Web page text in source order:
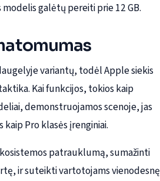
galėtų pereiti prie 12 GB.
variantų, todėl Apple siekis
Kai funkcijos, tokios kaip
demonstruojamos scenoje, jas
Pro klasės įrenginiai.
patrauklumą, sumažinti
ir suteikti vartotojams vienodesnę